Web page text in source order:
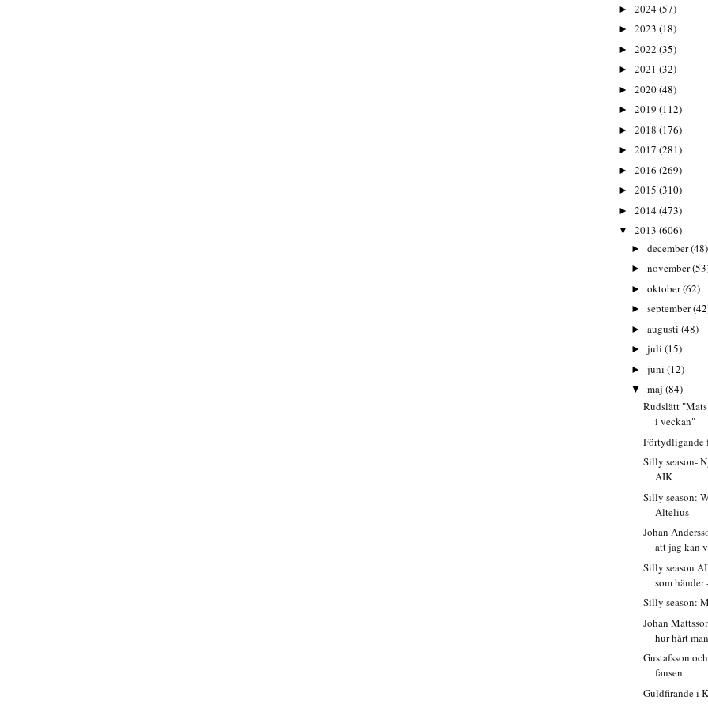
► 2024(57)
► 2023 (18)
► 2022 (35)
► 2021 (32)
► 2020(48)
► 2019 (112)
► 2018 (176)
► 2017 (281)
► 2016 (269)
► 2015 (310)
► 2014(473)
▼ 2013 (606)
► december(48)
► november
► oktober(62)
► september
► augusti (48)
► juli (15)
► juni (12)
▼ maj (84)
Rudslätt
i veckan"
Förtydligande
Silly season-
AIK
Silly season:
Altelius
Johan
att jag kan
Silly season
som händer
Silly season:
Johan
hur hårt
Gustafsson
fansen
Guldfirande i